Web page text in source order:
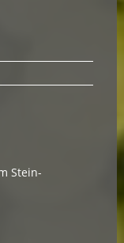
Stein-